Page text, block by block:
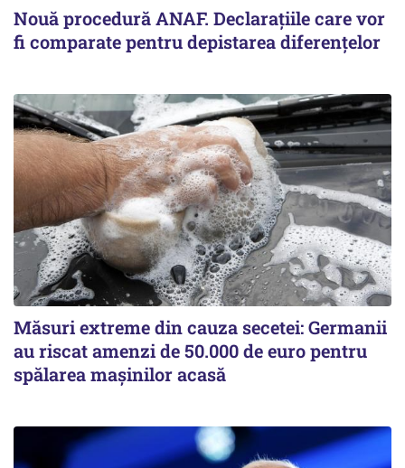
Nouă procedură ANAF. Declarațiile care vor
fi comparate pentru depistarea diferențelor
Măsuri extreme din cauza secetei: Germanii
au riscat amenzi de 50.000 de euro pentru
spălarea mașinilor acasă